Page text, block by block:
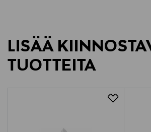
Hämeentie 15, 00500, Helsinki, Finland
Digitaalinen osoite
Le Labo, tuoksukynttilä,
LISÄÄ
TUOTTEITA